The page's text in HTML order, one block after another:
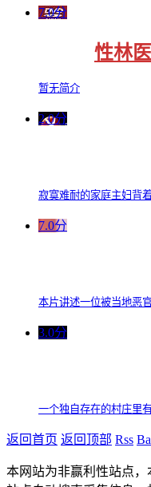
7.0分
性林
暂无简介
2.0分
寂寞难耐的家庭主妇背
7.0分
本片讲述一位被当地恶
3.0分
一个独自存在的村庄里有
返回首页 返回顶部 Rss
本网站为非赢利性站点